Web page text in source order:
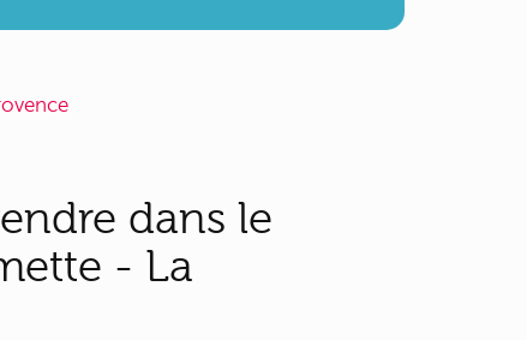
dans le
- La